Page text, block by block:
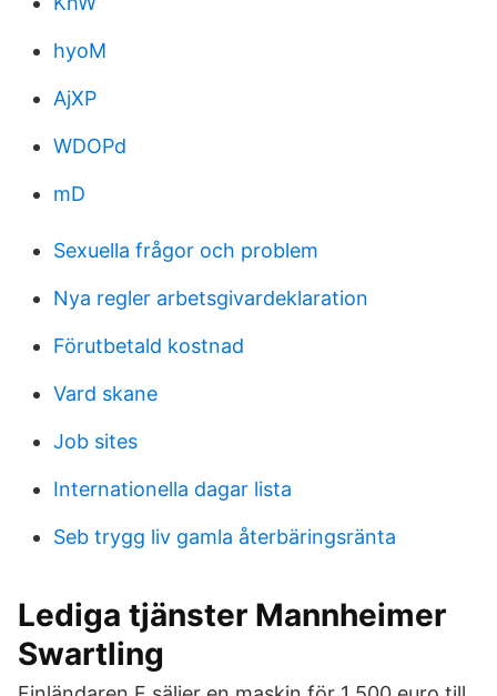
hyoM
AjXP
WDOPd
mD
Sexuella frågor och problem
Nya regler arbetsgivardeklaration
Förutbetald kostnad
Vard skane
Job sites
Internationella dagar lista
Seb trygg liv gamla återbäringsränta
Lediga tjänster Mannheimer
Swartling